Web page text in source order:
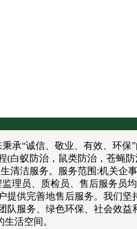
“诚信、敬业、有效、环保
白蚁防治，鼠类防治，苍蝇
清洁服务。服务范围:机关企
理员、质检员、售后服务员
供完善地售后服务。我们坚
服务、绿色环保、社会效益
活空间。